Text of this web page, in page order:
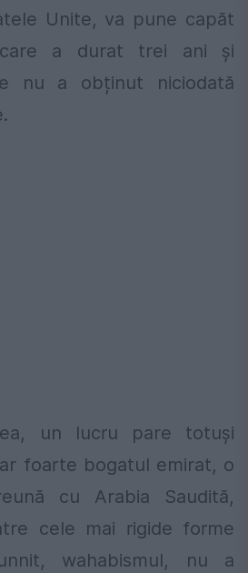
Unite, va pune capăt
a durat trei ani și
nu a obținut niciodată
un lucru pare totuși
foarte bogatul emirat, o
cu Arabia Saudită,
cele mai rigide forme
wahabismul, nu a